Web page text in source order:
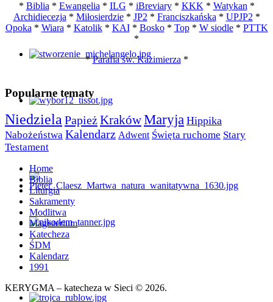
* Biblia* Ewangelia* ILG * iBreviary* KKK* Watykan*
Archidiecezja* Miłosierdzie* JP2* Franciszkańska* UPJP2*
Opoka* Wiara* Katolik* KAI* Bosko* Top* W siodle* PTTK
*
*Parafia św. Kazimierza*
Popularne tematy
Niedziela PapieżKrakówMaryja Hippika
Nabożeństwa Kalendarz Adwent Święta ruchome Stary
Testament
Home
Biblia
Liturgia
Sakramenty
Modlitwa
Magisterium
Katecheza
ŚDM
Kalendarz
1991
KERYGMA – katecheza w Sieci © 2026.